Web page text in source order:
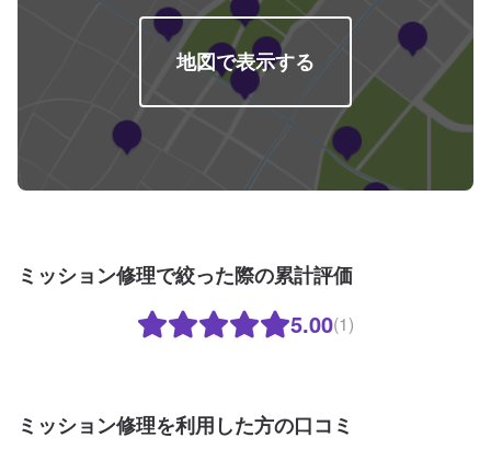
地図で表示する
ミッション修理で絞った際の累計評価
5.00(1)
ミッション修理を利用した方の口コミ